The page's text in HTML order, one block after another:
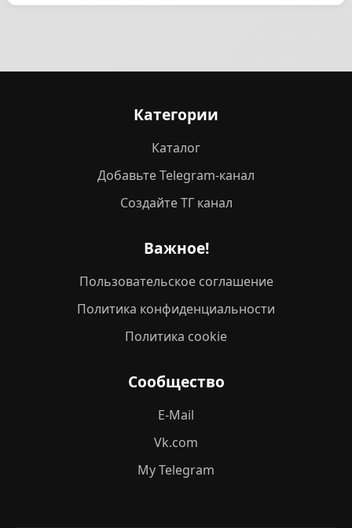
Категории
Каталог
Добавьте Telegram-канал
Создайте ТГ канал
Важное!
Пользовательское соглашение
Политика конфиденциальности
Политика cookie
Сообщество
E-Mail
Vk.com
My Telegram